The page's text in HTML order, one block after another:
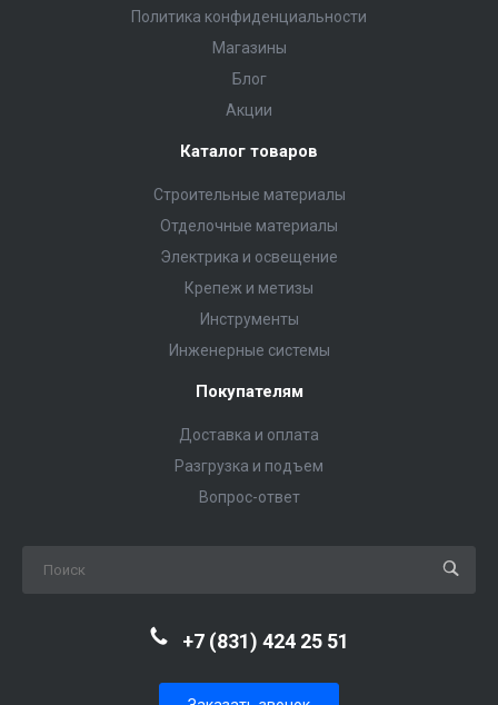
Политика конфиденциальности
Магазины
Блог
Акции
Каталог товаров
Строительные материалы
Отделочные материалы
Электрика и освещение
Крепеж и метизы
Инструменты
Инженерные системы
Покупателям
Доставка и оплата
Разгрузка и подъем
Вопрос-ответ
+7 (831) 424 25 51